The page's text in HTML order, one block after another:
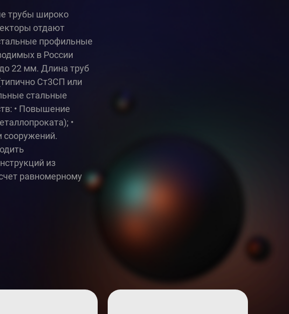
трубы широко
отдают
профильные
в России
22 мм. Длина труб
Ст3СП или
стальные
• Повышение
•
из
равномерному